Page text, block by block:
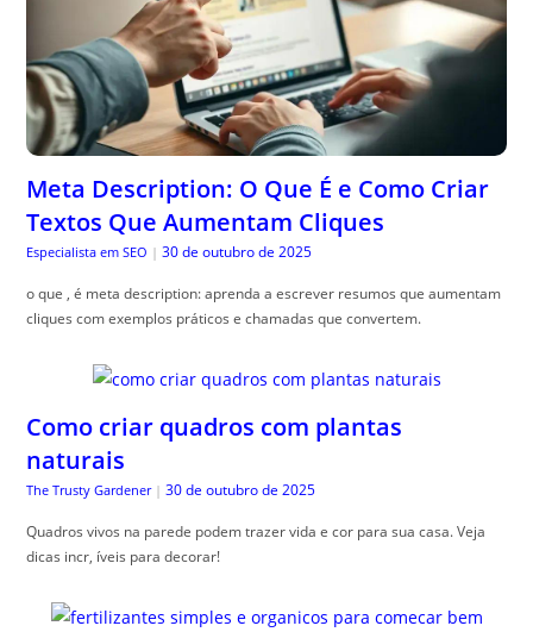
Meta Description: O Que É e Como Criar
Textos Que Aumentam Cliques
Especialista em SEO | 30 de outubro de 2025
o que , é meta description: aprenda a escrever resumos que aumentam
cliques com exemplos práticos e chamadas que convertem.
Como criar quadros com plantas
naturais
The Trusty Gardener | 30 de outubro de 2025
Quadros vivos na parede podem trazer vida e cor para sua casa. Veja
dicas incr, íveis para decorar!